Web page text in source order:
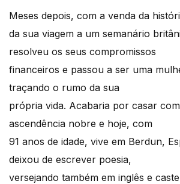
Meses depois, com a venda da
da sua viagem a um semanário
resolveu os seus compromissos
financeiros e passou a ser uma
traçando o rumo da sua
própria vida. Acabaria por casar
ascendência nobre e hoje, com
91 anos de idade, vive em Berdun,
deixou de escrever poesia,
versejando também em inglês e